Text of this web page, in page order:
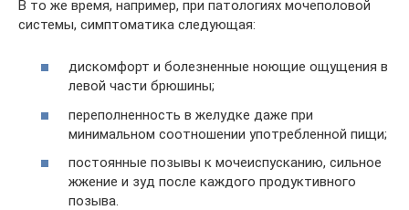
В то же время, например, при патологиях мочеполовой
системы, симптоматика следующая:
дискомфорт и болезненные ноющие ощущения в
левой части брюшины;
переполненность в желудке даже при
минимальном соотношении употребленной пищи;
постоянные позывы к мочеиспусканию, сильное
жжение и зуд после каждого продуктивного
позыва.